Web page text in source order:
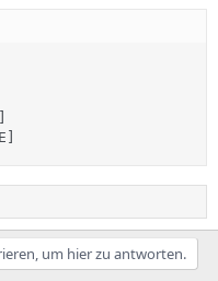
um hier zu antworten.